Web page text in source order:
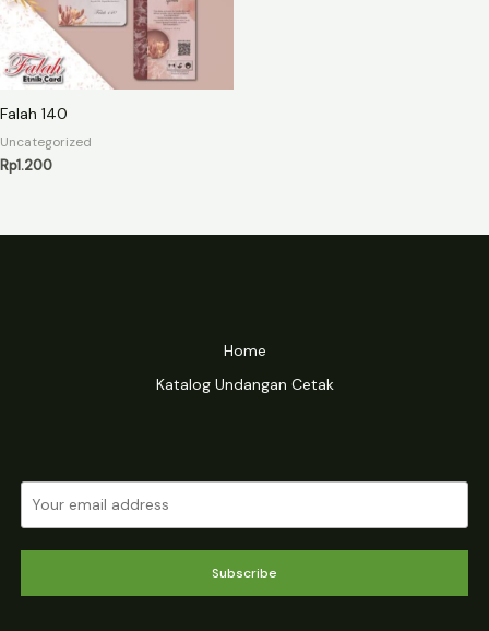
Falah 140
Uncategorized
Rp1.200
Home
Katalog Undangan Cetak
Subscribe